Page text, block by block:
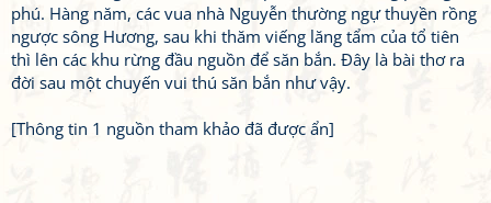
phú. Hàng năm, các vua nhà Nguyễn thường ngự thuyền rồng
ngược sông Hương, sau khi thăm viếng lăng tẩm của tổ tiên
thì lên các khu rừng đầu nguồn để săn bắn. Đây là bài thơ ra
đời sau một chuyến vui thú săn bắn như vậy.
[Thông tin 1 nguồn tham khảo đã được ẩn]